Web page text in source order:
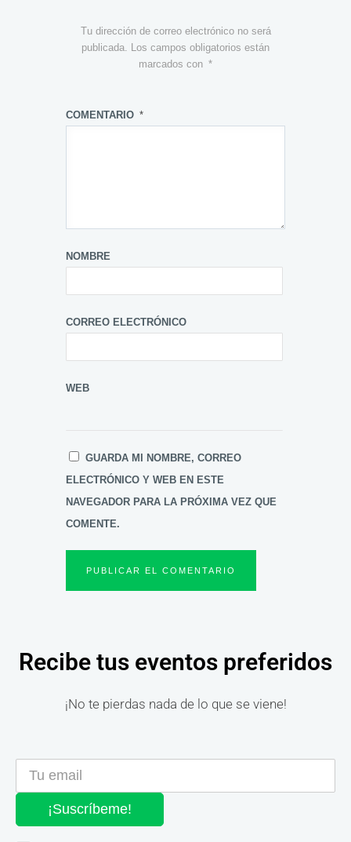
Tu dirección de correo electrónico no será
publicada. Los campos obligatorios están
marcados con *
COMENTARIO *
NOMBRE
CORREO ELECTRÓNICO
WEB
GUARDA MI NOMBRE, CORREO
ELECTRÓNICO Y WEB EN ESTE
NAVEGADOR PARA LA PRÓXIMA VEZ QUE
COMENTE.
Recibe tus eventos preferidos
¡No te pierdas nada de lo que se viene!
¡Suscríbeme!